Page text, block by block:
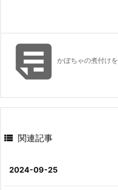
かぼちゃの煮付けを
 関連記事
2024-09-25